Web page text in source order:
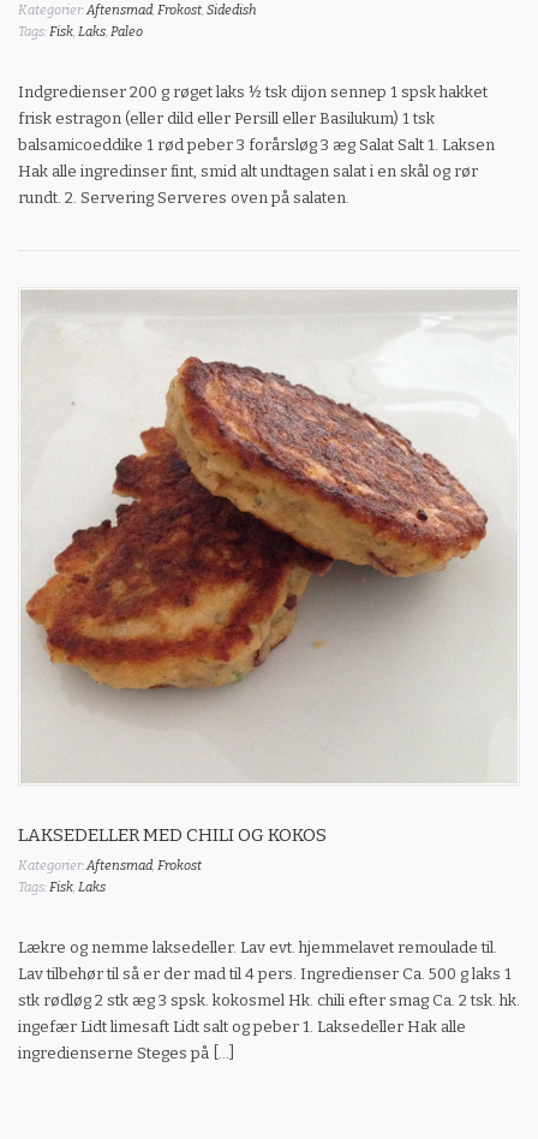
Kategorier:Aftensmad, Frokost, Sidedish
Tags:Fisk, Laks, Paleo
Indgredienser 200 g røget laks ½ tsk dijon sennep 1 spsk hakket
frisk estragon (eller dild eller Persill eller Basilukum) 1 tsk
balsamicoeddike 1 rød peber 3 forårsløg 3 æg Salat Salt 1. Laksen
Hak alle ingredinser fint, smid alt undtagen salat i en skål og rør
rundt. 2. Servering Serveres oven på salaten.
LAKSEDELLER MED CHILI OG KOKOS
Kategorier:Aftensmad, Frokost
Tags:Fisk, Laks
Lækre og nemme laksedeller. Lav evt. hjemmelavet remoulade til.
Lav tilbehør til så er der mad til 4 pers. Ingredienser Ca. 500 g laks 1
stk rødløg 2 stk æg 3 spsk. kokosmel Hk. chili efter smag Ca. 2 tsk. hk.
ingefær Lidt limesaft Lidt salt og peber 1. Laksedeller Hak alle
ingredienserne Steges på […]